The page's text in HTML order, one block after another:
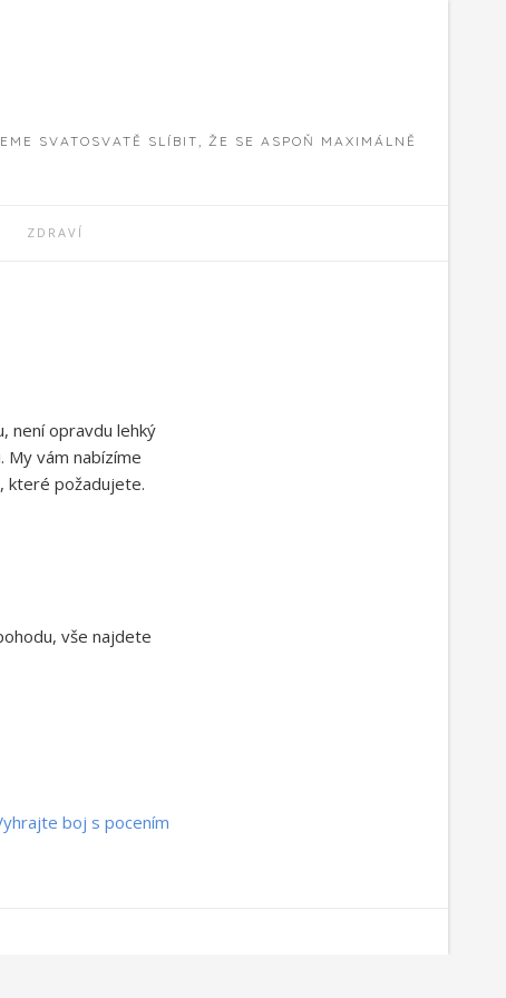
SVATOSVATĚ SLÍBIT, ŽE SE ASPOŇ MAXIMÁLNĚ
ZDRAVÍ
není opravdu lehký
vám nabízíme
které požadujete.
vše najdete
boj s pocením